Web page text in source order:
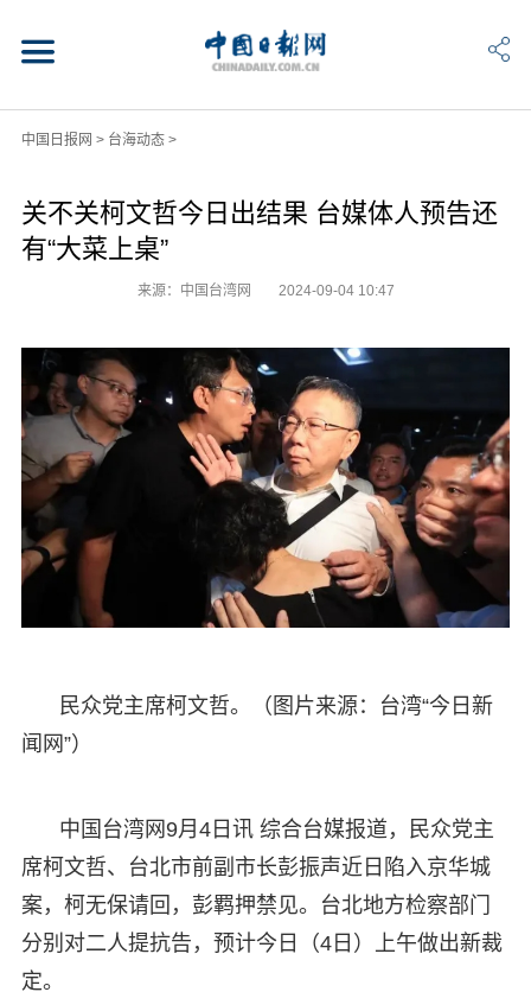
中国日报网 > 台海动态>
关不关柯文哲今日出结果 台媒体人预告还
有“大菜上桌”
来源：中国台湾网 2024-09-04 10:47
民众党主席柯文哲。（图片来源：台湾“今日新
闻网”）
中国台湾网9月4日讯 综合台媒报道，民众党主
席柯文哲、台北市前副市长彭振声近日陷入京华城
案，柯无保请回，彭羁押禁见。台北地方检察部门
分别对二人提抗告，预计今日（4日）上午做出新裁
定。